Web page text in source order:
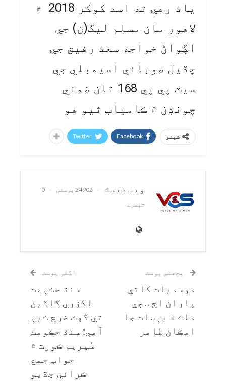
ياد رهي ته اسد کوکر 2018 ۾
لاهور مان مسلم ليگ(ن) جي
اڳواڻ خواجه سعد رفيق جي
ڇڏيل صوبائي اسيمبلي جي
سيٽ پي پي 168 تان ضمني
چونڊن ۾ ڪامياب ٿيو هو
شیئر Facebook
Twitter
ويب ڊيسڪ 24902 پوسٹس
0
تبصرے
پچھلی پوسٹ
موسميات کاتي
پاران اڄ سڄي
ملڪ ۾ برسات جا
امڪان ظاهر
اگلی پوسٹ
سنڌ حڪومت
لگزري گاڏين
تي گهٽ خرچ ڪيو
آهي: سنڌ حڪومت
سُپريم ڪورٽ ۾
جواب جمع
ڪرائي ڇڏيو